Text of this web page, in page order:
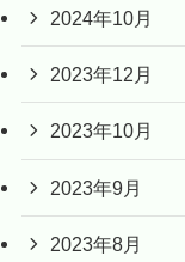
2024年10月
2023年12月
2023年10月
2023年9月
2023年8月